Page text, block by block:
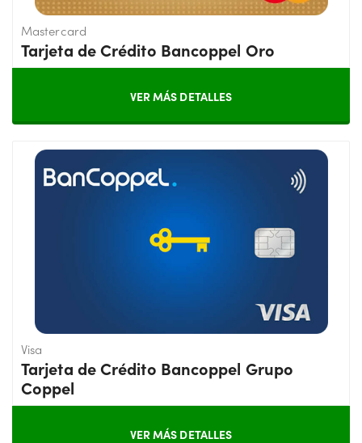
Mastercard
Tarjeta de Crédito Bancoppel Oro
VER MÁS DETALLES
Visa
Tarjeta de Crédito Bancoppel Grupo
Coppel
VER MÁS DETALLES